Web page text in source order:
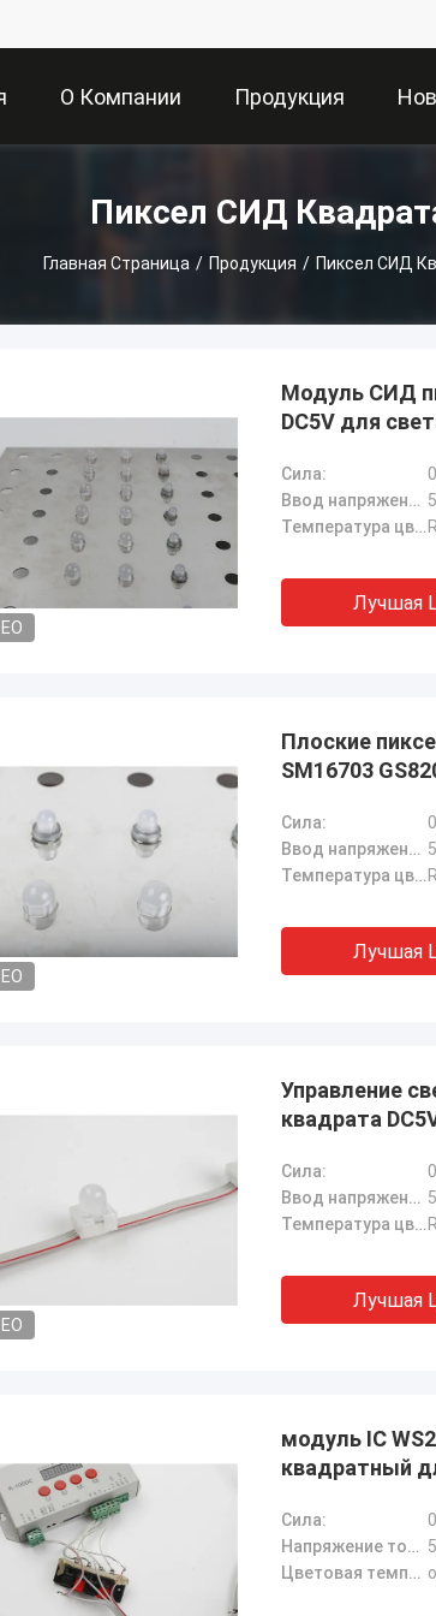
О Компании Продукция
Пиксел СИД
Главная Страница / Продукция / Пиксел СИД
Shally
Модуль СИД
DC5V для
Сила:
Ввод напряжения:
Температура цвета:
Лучшая
Плоские
SM16703
Сила:
Ввод напряжения:
Температура цвета:
Лучшая
Управление
квадрата
Сила:
Ввод напряжения:
Температура цвета:
Лучшая
модуль IC
квадратный
Сила:
Напряжение тока:
Цветовая температура: